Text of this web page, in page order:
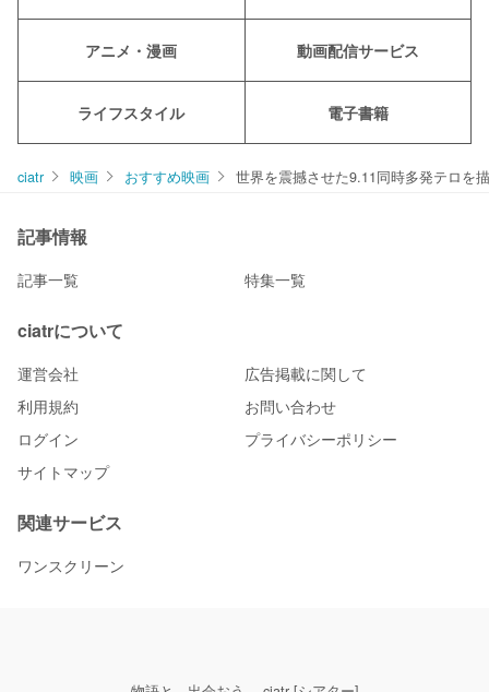
アニメ・漫画 動画配信サービス
ライフスタイル 電子書籍
ciatr 映画 おすすめ映画 世界を震撼させた9.11同時多発テロを
記事情報
記事一覧 特集一覧
ciatrについて
運営会社
広告掲載に関して
利用規約
お問い合わせ
ログイン
プライバシーポリシー
サイトマップ
関連サービス
ワンスクリーン